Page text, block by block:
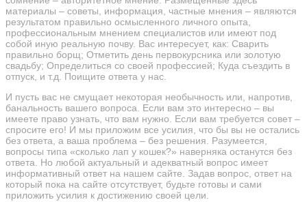
материалы – советы, информация, частные мнения – являются
результатом правильно осмысленного личного опыта,
профессиональным мнением специалистов или имеют под
собой иную реальную почву. Вас интересует, как: Сварить
правильно борщ; Отметить день первокурсника или золотую
свадьбу; Определиться со своей профессией; Куда съездить в
отпуск, и т.д. Поищите ответа у нас.
И пусть вас не смущает некоторая необычность или, напротив,
банальность вашего вопроса. Если вам это интересно – вы
имеете право узнать, что вам нужно. Если вам требуется совет –
спросите его! И мы приложим все усилия, что бы вы не остались
без ответа, а ваша проблема – без решения. Разумеется,
вопросы типа «сколько лап у кошек?» наверняка останутся без
ответа. Но любой актуальный и адекватный вопрос имеет
информативный ответ на нашем сайте. Задав вопрос, ответ на
который пока на сайте отсутствует, будьте готовы и сами
приложить усилия к достижению своей цели.